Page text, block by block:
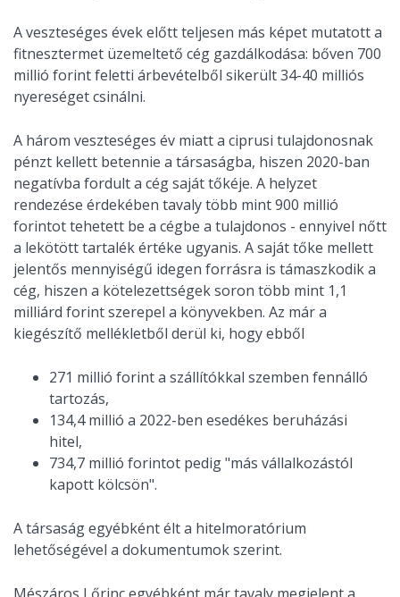
A veszteséges évek előtt teljesen más képet mutatott a
fitnesztermet üzemeltető cég gazdálkodása: bőven 700
millió forint feletti árbevételből sikerült 34-40 milliós
nyereséget csinálni.
A három veszteséges év miatt a ciprusi tulajdonosnak
pénzt kellett betennie a társaságba, hiszen 2020-ban
negatívba fordult a cég saját tőkéje. A helyzet
rendezése érdekében tavaly több mint 900 millió
forintot tehetett be a cégbe a tulajdonos - ennyivel nőtt
a lekötött tartalék értéke ugyanis. A saját tőke mellett
jelentős mennyiségű idegen forrásra is támaszkodik a
cég, hiszen a kötelezettségek soron több mint 1,1
milliárd forint szerepel a könyvekben. Az már a
kiegészítő mellékletből derül ki, hogy ebből
271 millió forint a szállítókkal szemben fennálló
tartozás,
134,4 millió a 2022-ben esedékes beruházási
hitel,
734,7 millió forintot pedig "más vállalkozástól
kapott kölcsön".
A társaság egyébként élt a hitelmoratórium
lehetőségével a dokumentumok szerint.